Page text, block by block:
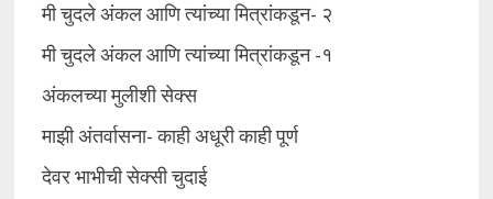
मी चुदले अंकल आणि त्यांच्या मित्रांकडून- २
मी चुदले अंकल आणि त्यांच्या मित्रांकडून -१
अंकलच्या मुलीशी सेक्स
माझी अंतर्वासना- काही अधूरी काही पूर्ण
देवर भाभीची सेक्सी चुदाई